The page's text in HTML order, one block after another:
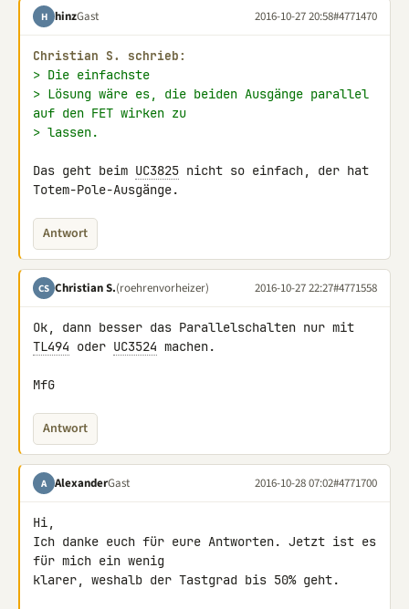
H hinzGast 2016-10-27 20:58#4771470
Christian S. schrieb:
> Die einfachste
> Lösung wäre es, die beiden Ausgänge parallel
auf den FET wirken zu
> lassen.
Das geht beim UC3825 nicht so einfach, der hat
Totem-Pole-Ausgänge.
Antwort
CS Christian S.(roehrenvorheizer) 2016-10-27 22:27#4771558
TL494 oder UC3524 machen.
MfG
Antwort
A AlexanderGast 2016-10-28 07:02#4771700
Hi,
Ich danke euch für eure Antworten. Jetzt ist es
für mich ein wenig
klarer, weshalb der Tastgrad bis 50% geht.